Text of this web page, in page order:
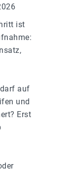
ist
auf
und
Erst